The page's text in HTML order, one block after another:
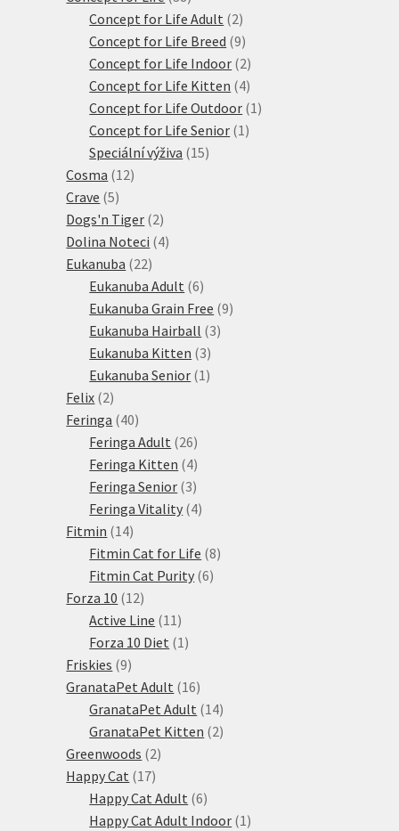
produktů
Concept for Life Adult 22
produkty
Concept for Life Breed 99
produktů
Concept for Life Indoor 22
produkty
Concept for Life Kitten 44
produkty
Concept for Life Outdoor 1 1
Concept for Life Senior 1 1
Speciální výživa 1515
Cosma 1212
Crave 55
produktů
Dogs'n Tiger 22
produkty
Dolina Noteci 44
Eukanuba 2222
produktů
Eukanuba Adult 66
produktů
Eukanuba Grain Free 99
Eukanuba Hairball 33
Eukanuba Kitten 33
produkty
Eukanuba Senior 1 1
Felix 22
produkty
Feringa 4040
produktů
Feringa Adult 2626
produktů
Feringa Kitten 44
produkty
Feringa Senior 33
produkty
Feringa Vitality 44
Fitmin 1414
produktů
Fitmin Cat for Life 88
Fitmin Cat Purity 66
Forza 10 1212
produktů
Active Line 11 11
produktů
Forza 10 Diet 1 1
Friskies 99
produktů
GranataPet Adult 1616
produktů
GranataPet Adult 1414
produktů
GranataPet Kitten 22
Greenwoods 22
Happy Cat 1717
produktů
Happy Cat Adult 66
produktů
Happy Cat Adult Indoor 1 1